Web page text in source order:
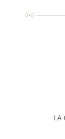
LA